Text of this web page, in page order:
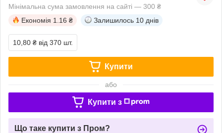
Мінімальна сума замовлення на сайті — 300 ₴
Економія 1.16 ₴ Залишилось 10 днів
10,80 ₴ від 370 шт.
Купити
або
Купити з
Що таке купити з Пром?